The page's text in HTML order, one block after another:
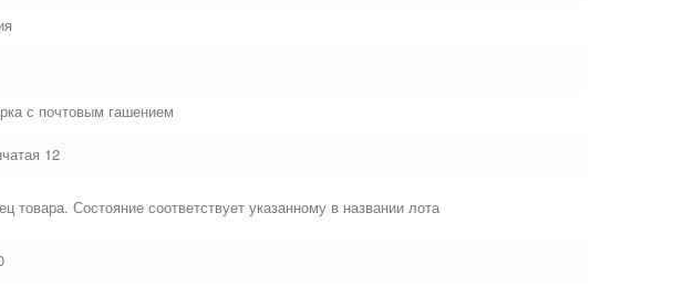
с почтовым гашением
12
товара. Состояние соответствует указанному в названии лота